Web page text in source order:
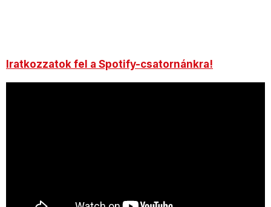
Iratkozzatok fel a Spotify-csatornánkra!